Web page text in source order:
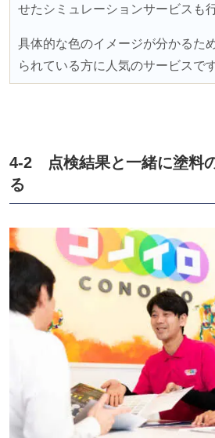
せたシミュレーションサービスも
具体的な色のイメージが分かるた
られている方に人気のサービスです
4-2 点検結果と一緒に塗料
る